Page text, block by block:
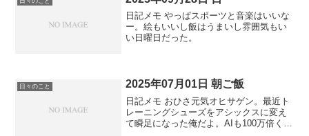
日記メモ やっぱスポーツと音楽はいいな
ー。絵もいいし飯はうまいし雰囲気もい
い日曜日だった。
日々のこと 2025年07月01日 朝ご飯
日記メモ おひさ元気オヒサゲン。最近ト
レーニングシューズをアシックスに変え
て瞬足になった俺だよ。AIも100万倍くら